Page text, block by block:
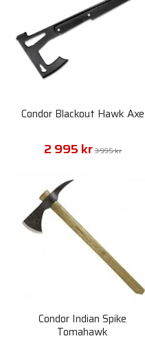
Condor Blackout Hawk Axe
2 995 kr 3 995 kr
Condor Indian Spike
Tomahawk